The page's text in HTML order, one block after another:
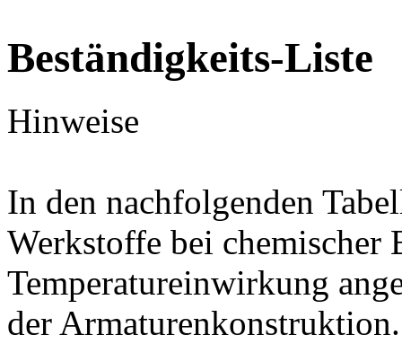
Beständigkeits-Liste
Hinweise
In den nachfolgenden
Werkstoffe bei chemischer
Temperatureinwirkung
der Armaturenkonstruktion.